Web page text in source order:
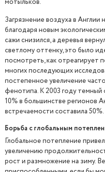
мотыльков.
Загрязнение воздуха в Англии
благодаря новым
сажи снизился, а деревья
светлому оттенку, это было
посмотреть, как отреагирует
многих последующих
постепенное увеличение
фенотипа. К 2003 году
10% в большинстве регионов
встречаемости составила 50%.
Борьба с глобальным
Глобальное потепление
увеличению
рост и размножение на зиму.